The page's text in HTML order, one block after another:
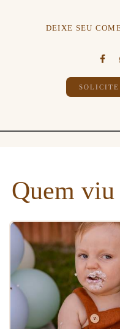
DEIXE SEU
SOLICITE
Quem